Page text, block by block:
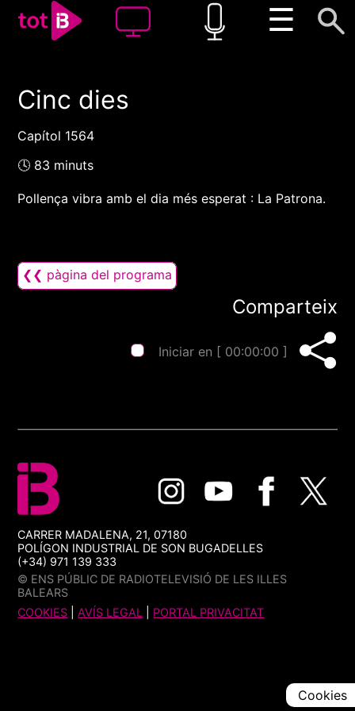
☰
00:00 00:00
Cinc dies
Capítol 1564
🕓 83 minuts
Pollença vibra amb el dia més esperat : La Patrona.
❮❮ pàgina del programa
Comparteix
Iniciar en [ 00:00:00 ]
CARRER MADALENA, 21, 07180
POLÍGON INDUSTRIAL DE SON BUGADELLES
(+34) 971 139 333
© ENS PÚBLIC DE RADIOTELEVISIÓ DE LES ILLES
BALEARS
COOKIES |AVÍS LEGAL PORTAL PRIVACITAT
Cookies